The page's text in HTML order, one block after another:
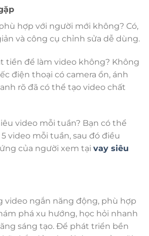
hợp với người mới không? Có,
và công cụ chỉnh sửa dễ dùng.
tiền để làm video không? Không
điện thoại có camera ổn, ánh
rõ đã có thể tạo video chất
video mỗi tuần? Bạn có thể
video mỗi tuần, sau đó điều
của người xem tại vay siêu
video ngắn năng động, phù hợp
phá xu hướng, học hỏi nhanh
sáng tạo. Để phát triển bền